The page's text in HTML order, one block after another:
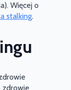
Więcej o
stalking.
zdrowie